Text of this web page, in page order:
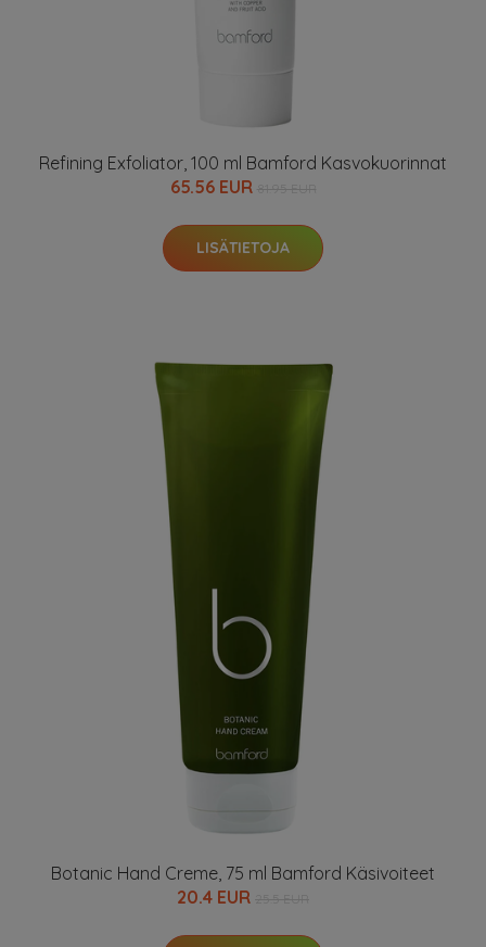
Refining Exfoliator, 100 ml Bamford Kasvokuorinnat
65.56 EUR
LISÄTIETOJA
Botanic Hand Creme, 75 ml Bamford Käsivoiteet
20.4 EUR